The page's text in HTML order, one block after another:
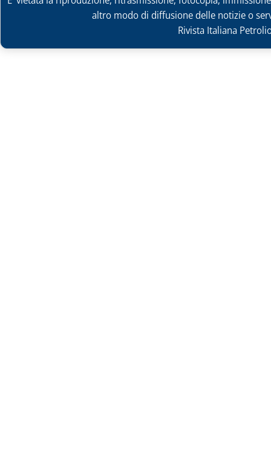
altro modo di diffusione delle notizie o
Rivista Italiana